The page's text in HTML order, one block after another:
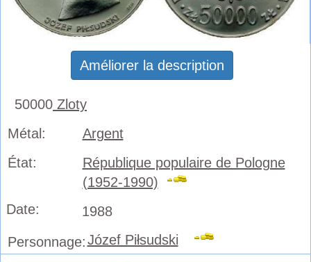
Améliorer la description
50000 Zloty
Métal:
Argent
État:
République populaire de Pologne
(1952-1990)
Date:
1988
Personnage:Józef Piłsudski